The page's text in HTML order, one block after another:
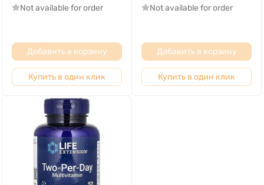
Not available for order
Добавить в корзину
Купить в один клик
Not available for order
Добавить в корзину
Купить в один клик